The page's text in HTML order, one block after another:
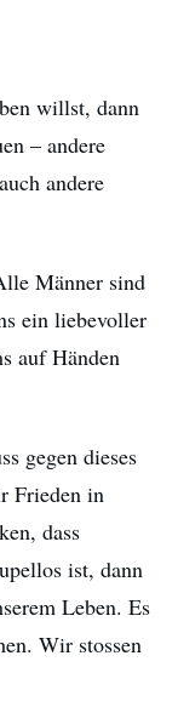
willst, dann
– andere
andere
Männer sind
ein liebevoller
auf Händen
gegen dieses
Frieden in
dass
ist, dann
Leben. Es
Wir stossen